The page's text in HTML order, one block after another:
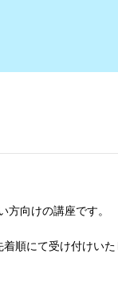
向けの講座です。
順にて受け付けいた